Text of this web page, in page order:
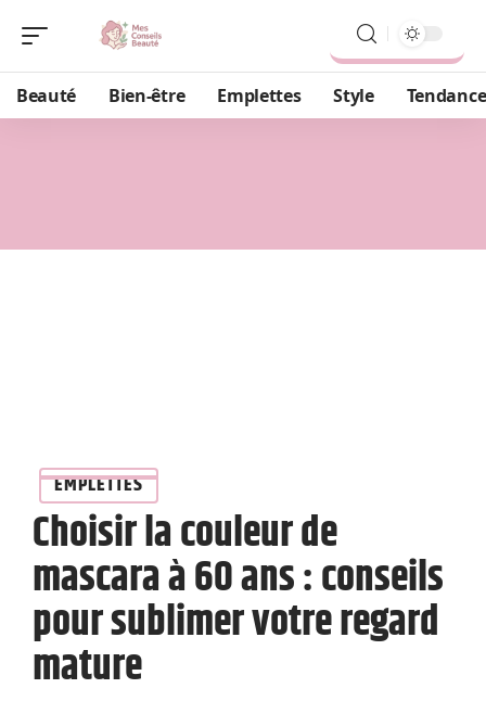
Beauté Bien-être Emplettes Style
EMPLETTES
Choisir la couleur de
mascara à 60 ans : conseils
pour sublimer votre regard
mature